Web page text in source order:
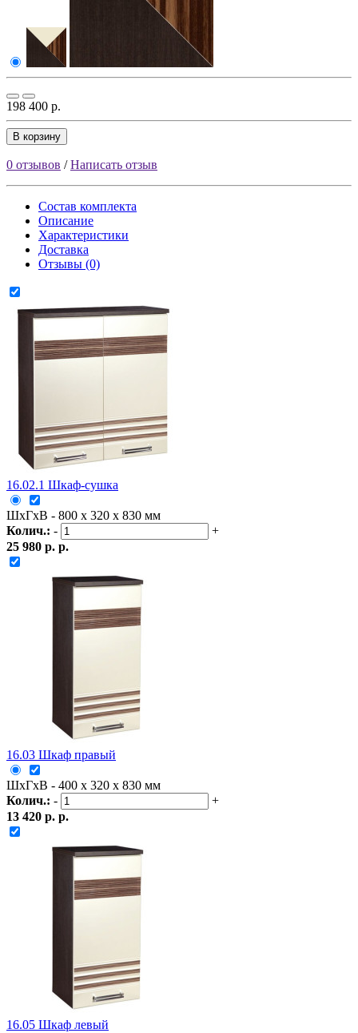
198 400 р.
В корзину
0 отзывов /Написать отзыв
Состав комплекта
Описание
Характеристики
Доставка
Отзывы (0)
16.02.1 Шкаф-сушка
ШxГxВ - 800 x 320 x 830 мм
Колич.: -
+
25 980 р. р.
16.03 Шкаф правый
ШxГxВ - 400 x 320 x 830 мм
Колич.: -
+
13 420 р. р.
16.05 Шкаф левый